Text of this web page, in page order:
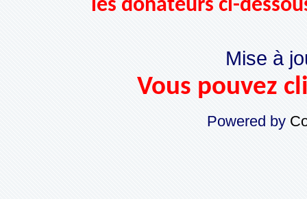
les donateurs ci-
Mise à
Vous pouvez
Powered by